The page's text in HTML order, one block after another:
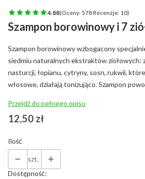
4.88(Oceny: 578 Recenzje: 10)
Szampon borowinowy i 7
Szampon borowinowy wzbogacony
siedmiu naturalnych ekstraktów ziołowych:
nasturcji, łopianu, cytryny, sosn, rukwii,
włosowe, działają tonizująco. Szampon
Przejdź do pełnego opisu
Cena
12,50 zł
Ilość
szt.
Dostępność: